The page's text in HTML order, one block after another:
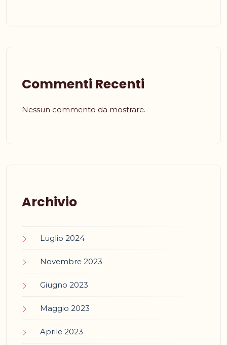
Commenti Recenti
Nessun commento da mostrare.
Archivio
Luglio 2024
Novembre 2023
Giugno 2023
Maggio 2023
Aprile 2023